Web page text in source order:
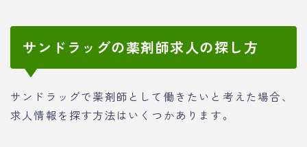
サンドラッグの薬剤師求人の探し方
サンドラッグで薬剤師として働きたいと考えた場合、
求人情報を探す方法はいくつかあります。